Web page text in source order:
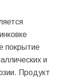
покрытие
и
Продукт